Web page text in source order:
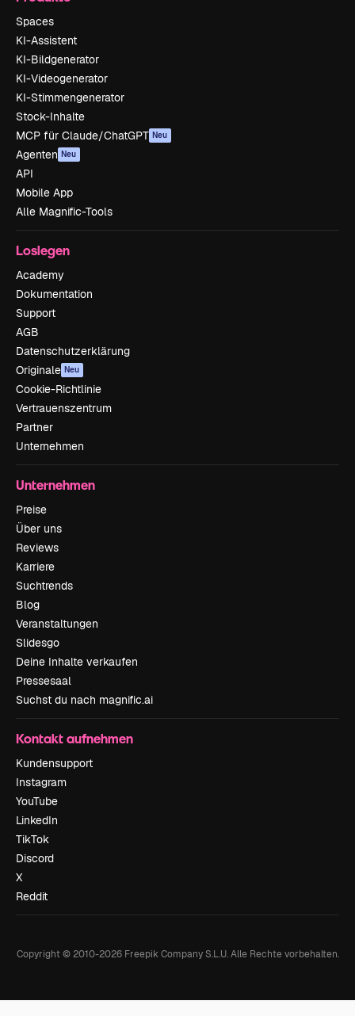
Spaces
KI-Assistent
KI-Bildgenerator
KI-Videogenerator
KI-Stimmengenerator
Stock-Inhalte
MCP für Claude/ChatGPT Neu
Agenten Neu
API
Mobile App
Alle Magnific-Tools
Loslegen
Academy
Dokumentation
Support
AGB
Datenschutzerklärung
Originale Neu
Cookie-Richtlinie
Vertrauenszentrum
Partner
Unternehmen
Unternehmen
Preise
Über uns
Reviews
Karriere
Suchtrends
Blog
Veranstaltungen
Slidesgo
Deine Inhalte verkaufen
Pressesaal
Suchst du nach magnific.ai
Kontakt aufnehmen
Kundensupport
Instagram
YouTube
LinkedIn
TikTok
Discord
X
Reddit
Copyright © 2010-2026Freepik Company S.L.U. Alle Rechte vorbehalten.